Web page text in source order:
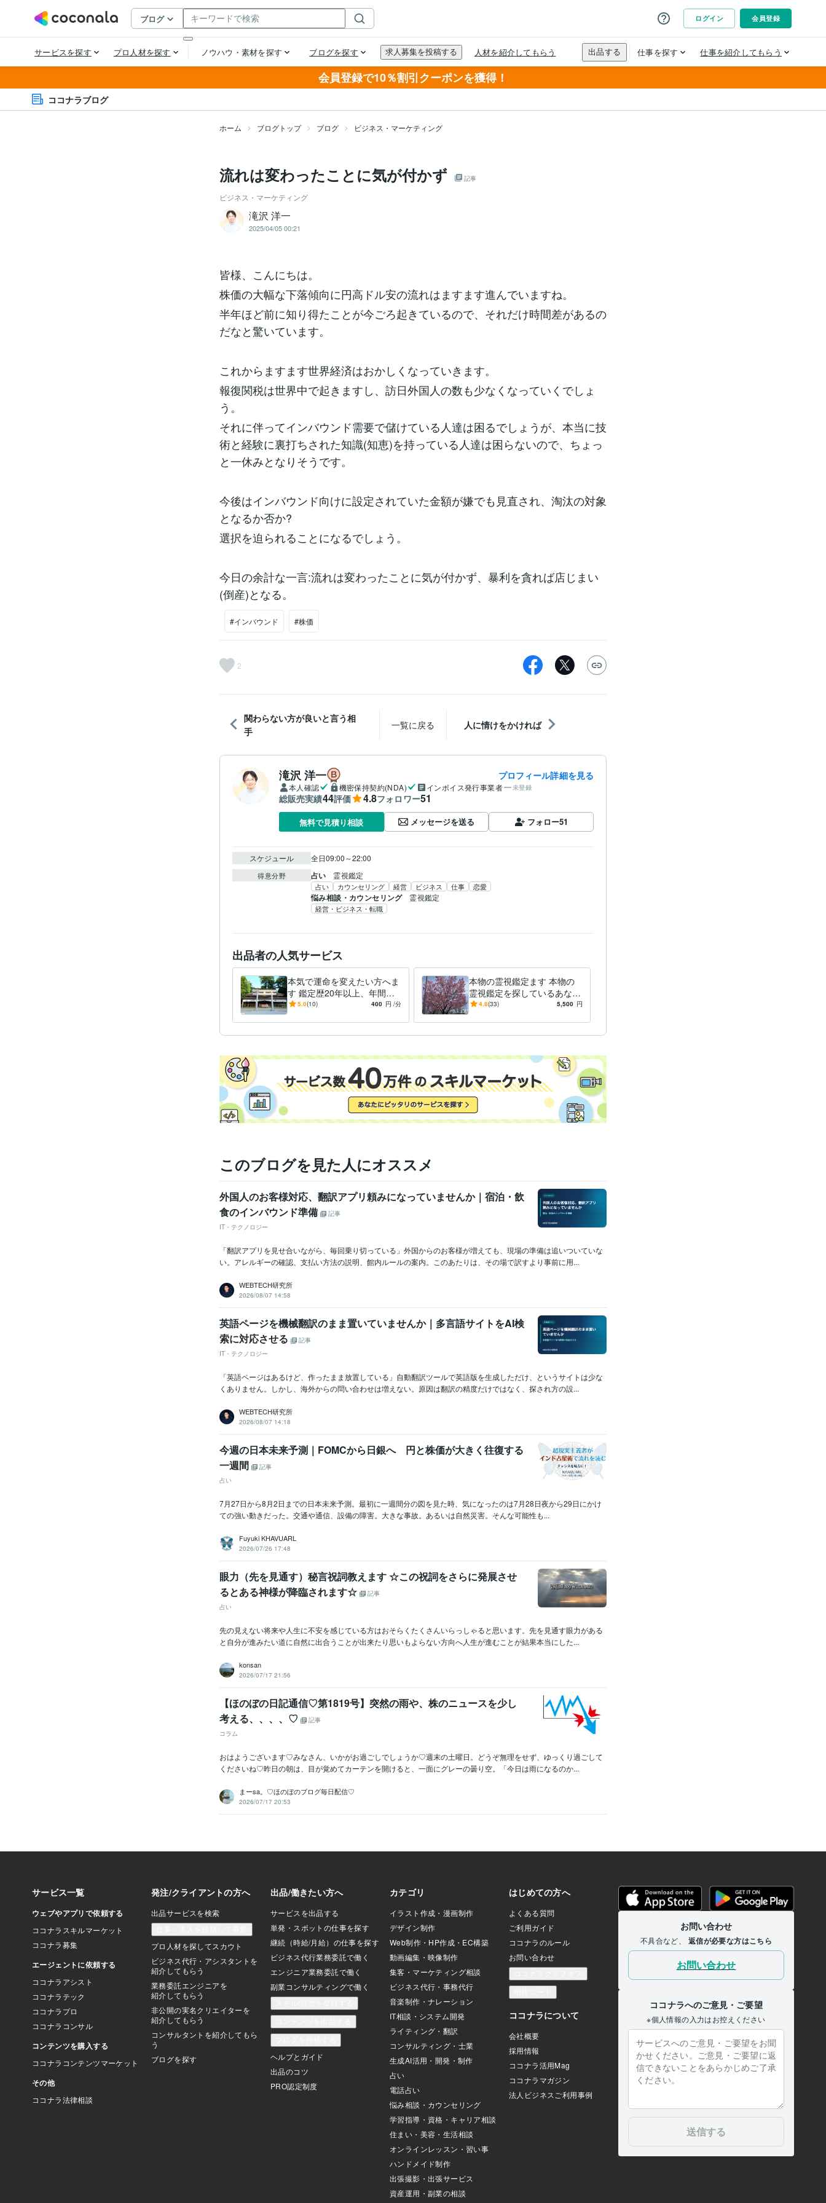
会員登録で10％割引クーポンを獲得！
ココナラブログ
ホーム ブログトップ ブログ ビジネス・マーケティング
流れは変わったことに気が付かず 記事
ビジネス・マーケティング
滝沢 洋一
2025/04/05 00:21
皆様、こんにちは。
株価の大幅な下落傾向に円高ドル安の流れはますます進んでいますね。
半年ほど前に知り得たことが今ごろ起きているので、それだけ時間差があるの
だなと驚いています。
これからますます世界経済はおかしくなっていきます。
報復関税は世界中で起きますし、訪日外国人の数も少なくなっていくでしょ
う。
それに伴ってインバウンド需要で儲けている人達は困るでしょうが、本当に技
術と経験に裏打ちされた知識(知恵)を持っている人達は困らないので、ちょっ
と一休みとなりそうです。
今後はインバウンド向けに設定されていた金額が嫌でも見直され、淘汰の対象
となるか否か?
選択を迫られることになるでしょう。
今日の余計な一言:流れは変わったことに気が付かず、暴利を貪れば店じまい
(倒産)となる。
#インバウンド #株価
2
関わらない方が良いと言う相
手
一覧に戻る 人に情けをかければ
滝沢 洋一 プロフィール詳細を見る
本人確認 機密保持契約(NDA) インボイス発行事業者 未登録
総販売実績44評価 4.8フォロワー51
無料で見積り相談 メッセージを送る フォロー51
スケジュール 全日09:00～22:00
得意分野 占い 霊視鑑定
占い カウンセリング 経営 ビジネス 仕事 恋愛
悩み相談・カウンセリング 霊視鑑定
経営・ビジネス・転職
出品者の人気サービス
本気で運命を変えたい方へま
す 鑑定歴20年以上、年間数
百人以上行っています
5.0(10) 400 円 /分
本物の霊視鑑定ます 本物の
霊視鑑定を探しているあなた
に4.8(33) 5,500 円
このブログを見た人にオススメ
外国人のお客様対応、翻訳アプリ頼みになっていませんか｜宿泊・飲
食のインバウンド準備
記事
IT・テクノロジー
「翻訳アプリを見せ合いながら、毎回乗り切っている」外国からのお客様が増えても、現場の準備は追いついていな
い。アレルギーの確認、支払い方法の説明、館内ルールの案内。このあたりは、その場で訳すより事前に用...
WEBTECH研究所
2026/08/07 14:58
英語ページを機械翻訳のまま置いていませんか｜多言語サイトをAI検
索に対応させる
記事
IT・テクノロジー
「英語ページはあるけど、作ったまま放置している」自動翻訳ツールで英語版を生成しただけ、というサイトは少な
くありません。しかし、海外からの問い合わせは増えない。原因は翻訳の精度だけではなく、探され方の設...
WEBTECH研究所
2026/08/07 14:18
今週の日本未来予測｜FOMCから日銀へ 円と株価が大きく往復する
一週間
記事
占い
7月27日から8月2日までの日本未来予測。最初に一週間分の図を見た時、気になったのは7月28日夜から29日にかけ
ての強い動きだった。交通や通信、設備の障害。大きな事故。あるいは自然災害。そんな可能性も...
Fuyuki KHAVUARL
2026/07/26 17:48
眼力（先を見通す）秘言祝詞教えます ☆この祝詞をさらに発展させ
るとある神様が降臨されます☆
記事
占い
先の見えない将来や人生に不安を感じている方はおそらくたくさんいらっしゃると思います。先を見通す眼力がある
と自分が進みたい道に自然に出合うことが出来たり思いもよらない方向へ人生が進むことが結果本当にした...
konsan
2026/07/17 21:56
【ほのぼの日記通信♡第1819号】突然の雨や、株のニュースを少し
考える、、、、♡
記事
コラム
おはようございます♡みなさん、いかがお過ごしでしょうか♡週末の土曜日。どうぞ無理をせず、ゆっくり過ごして
くださいね♡昨日の朝は、目が覚めてカーテンを開けると、一面にグレーの曇り空。「今日は雨になるのか...
まーsa。♡ほのぼのブログ毎日配信♡
2026/07/17 20:53